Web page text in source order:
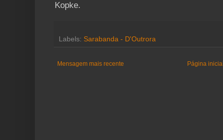
Kopke.
Labels: Sarabanda - D'Outrora
Mensagem mais recente Página